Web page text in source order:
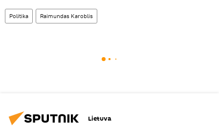
Politika Raimundas Karoblis
Lietuva